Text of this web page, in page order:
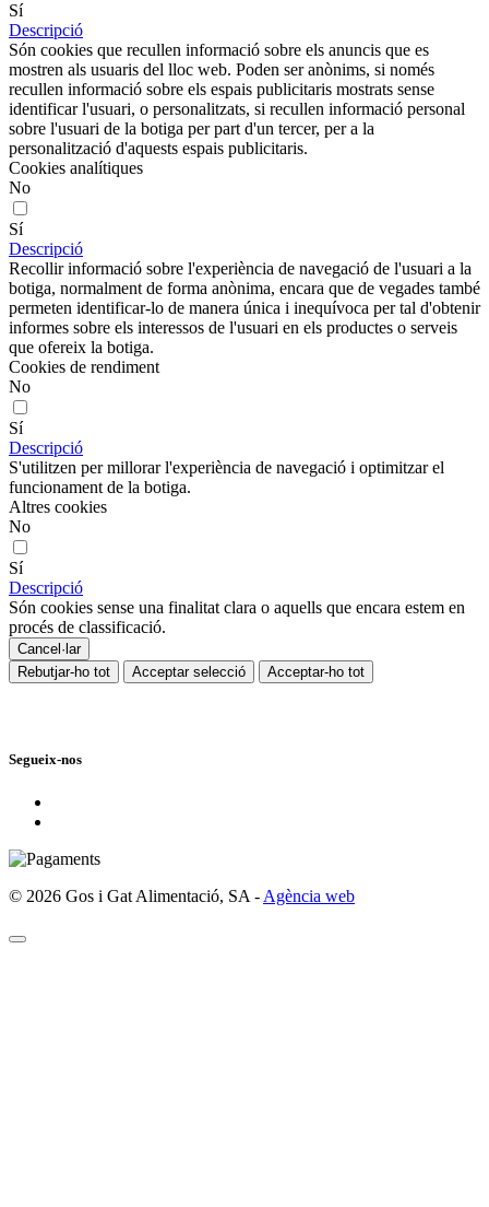
Sí
Descripció
Són cookies que recullen informació sobre els anuncis que es
mostren als usuaris del lloc web. Poden ser anònims, si només
recullen informació sobre els espais publicitaris mostrats sense
identificar l'usuari, o personalitzats, si recullen informació personal
sobre l'usuari de la botiga per part d'un tercer, per a la
personalització d'aquests espais publicitaris.
Cookies analítiques
No
Sí
Descripció
Recollir informació sobre l'experiència de navegació de l'usuari a la
botiga, normalment de forma anònima, encara que de vegades també
permeten identificar-lo de manera única i inequívoca per tal d'obtenir
informes sobre els interessos de l'usuari en els productes o serveis
que ofereix la botiga.
Cookies de rendiment
No
Sí
Descripció
S'utilitzen per millorar l'experiència de navegació i optimitzar el
funcionament de la botiga.
Altres cookies
No
Sí
Descripció
Són cookies sense una finalitat clara o aquells que encara estem en
procés de classificació.
Cancel·lar
Rebutjar-ho tot
Acceptar selecció Acceptar-ho tot
Segueix-nos
© 2026 Gos i Gat Alimentació, SA -Agència web